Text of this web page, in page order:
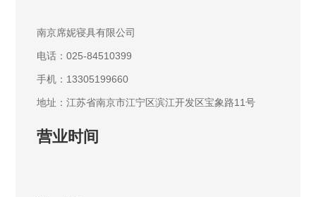
南京席妮寝具有限公司
电话：025-84510399
手机：13305199660
地址：江苏省南京市江宁区滨江开发区宝象路11号
营业时间